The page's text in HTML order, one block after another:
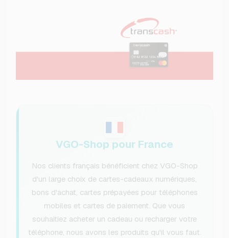
VGO-Shop pour France
Nos clients français bénéficient chez VGO-Shop
d'un large choix de cartes-cadeaux numériques,
bons d'achat, cartes prépayées pour téléphones
mobiles et cartes de paiement. Que vous
souhaitiez acheter un cadeau ou recharger votre
téléphone, nous avons les produits qu'il vous faut.